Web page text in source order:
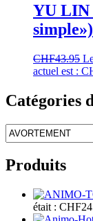
YU LIN
simple»)
CHF43.95
actuel est :
Catégories
Produits
était :